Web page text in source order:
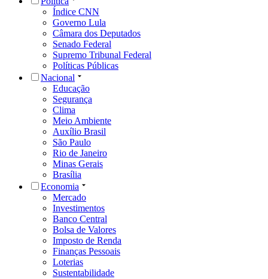
Índice CNN
Governo Lula
Câmara dos Deputados
Senado Federal
Supremo Tribunal Federal
Políticas Públicas
Nacional
Educação
Segurança
Clima
Meio Ambiente
Auxílio Brasil
São Paulo
Rio de Janeiro
Minas Gerais
Brasília
Economia
Mercado
Investimentos
Banco Central
Bolsa de Valores
Imposto de Renda
Finanças Pessoais
Loterias
Sustentabilidade